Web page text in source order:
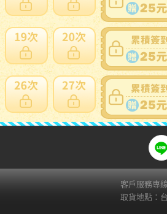
方式
ATM
web-ATM
超商繳費( 7-11 ibon)
貨到付款
AFTEE(貨到後付款)
zingala銀角零卡
信用卡
關
客戶服務專
取貨地點：